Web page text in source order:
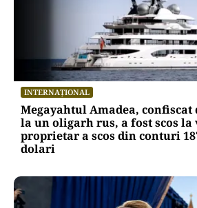
INTERNAȚIONAL
Megayahtul Amadea, confiscat
la un oligarh rus, a fost scos la
proprietar a scos din conturi
dolari